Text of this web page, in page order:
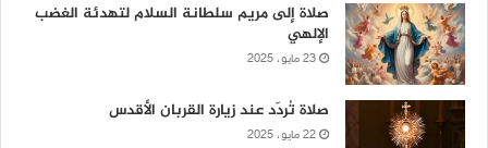
صلاة إلى مريم سلطانة السلام لتهدئة الغضب
الإلهي
23 مايو، 2025
صلاة تُردّد عند زيارة القربان الأقدس
22 مايو، 2025